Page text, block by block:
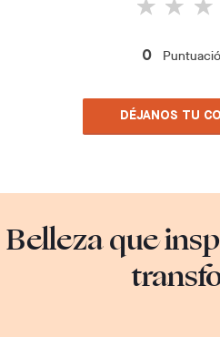
0
DÉJANOS TU
Belleza que